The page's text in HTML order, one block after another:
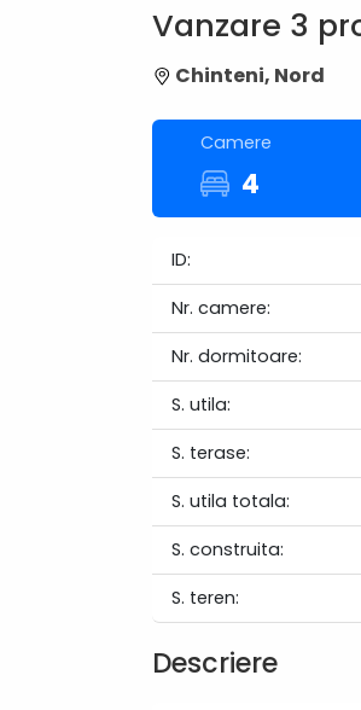
Vanzare 3
Chinteni, Nord
Camere
4
ID:
Nr. camere:
Nr. dormitoare:
S. utila:
S. terase:
S. utila totala:
S. construita:
S. teren:
Descriere